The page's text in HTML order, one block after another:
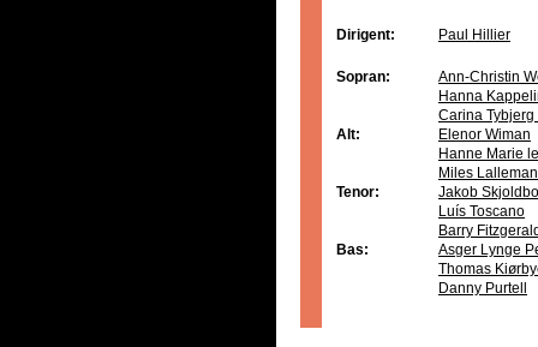
Dirigent: Paul Hillier
Sopran:
Ann-Christin
Hanna
Carina
Alt:
Elenor Wiman
Hanne Marie
Miles
Tenor:
Jakob
Luís Toscano
Barry
Bas:
Asger Lynge
Thomas
Danny Purtell